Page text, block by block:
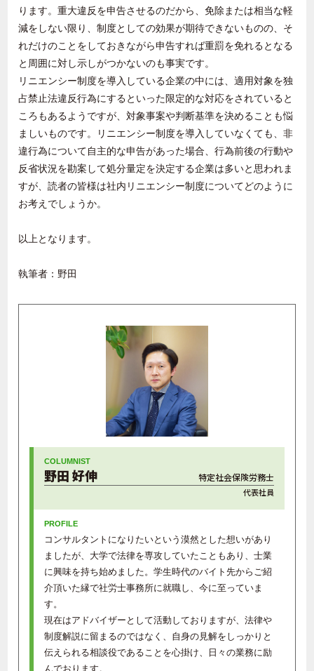
ります。重大違反を申告させるのだから、免除または相当な軽
減をしない限り、制度としての効果が期待できないものの、そ
れだけのことをしておきながら申告すれば重罰を免れるとなる
と周囲に対し示しがつかないのも事実です。
リニエンシー制度を導入している企業の中には、適用対象を独
占禁止法違反行為にするといった限定的な対応をされていると
ころもあるようですが、対象事案や判断基準を決めることも悩
ましいものです。リニエンシー制度を導入していなくても、非
違行為について自主的な申告があった場合、行為前後の行動や
反省状況を勘案して処分量定を決定する企業は多いと思われま
すが、読者の皆様は社内リニエンシー制度についてどのように
お考えでしょうか。
以上となります。
執筆者：野田
野田 好伸 特定社会保険労務士
代表社員
コンサルタントになりたいという漠然とした想いがあり
ましたが、大学で法律を専攻していたこともあり、士業
に興味を持ち始めました。学生時代のバイト先からご紹
介頂いた縁で社労士事務所に就職し、今に至っていま
す。
現在はアドバイザーとして活動しておりますが、法律や
制度解説に留まるのではなく、自身の見解をしっかりと
伝えられる相談役であることを心掛け、日々の業務に励
んでおります。